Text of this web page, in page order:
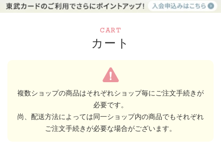
CART
カート
複数ショップの商品はそれぞれショップ毎にご注文手続きが
必要です。
尚、配送方法によっては同一ショップ内の商品でもそれぞれ
ご注文手続きが必要な場合がございます。